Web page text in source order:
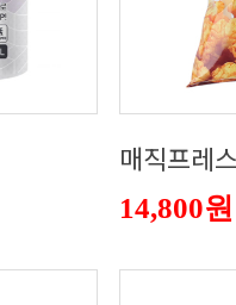
매직프레
14,800원